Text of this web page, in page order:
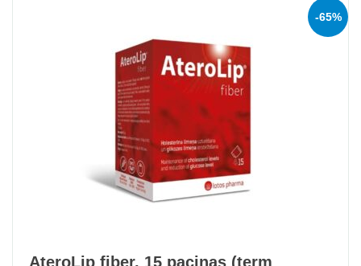
-65%
AteroLip fiber, 15 paciņas (term